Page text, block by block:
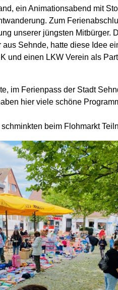
ein Animationsabend mit
Zum
unserer jüngsten Mitbürger.
Sehnde, hatte diese Idee
und einen LKW Verein als
im Ferienpass der Stadt
hier viele schöne
beim Flohmarkt